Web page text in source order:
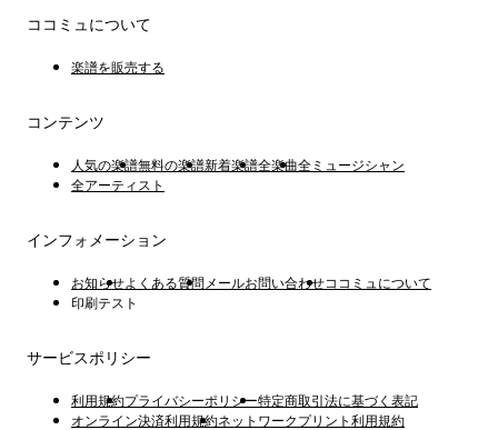
ココミュについて
楽譜を販売する
コンテンツ
人気の楽譜無料の楽譜新着楽譜全楽曲全ミュージシャン
全アーティスト
インフォメーション
お知らせよくある質問 メールお問い合わせココミュについて
印刷テスト
サービスポリシー
利用規約プライバシーポリシー特定商取引法に基づく表記
オンライン決済利用規約ネットワークプリント利用規約